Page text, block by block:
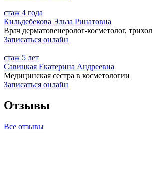
стаж 4 года
Кильдебекова Эльза Ринатовна
Врач дерматовенеролог-косметолог,
Записаться онлайн
стаж 5 лет
Савицкая Екатерина Андреевна
Медицинская сестра в косметологии
Записаться онлайн
Отзывы
Все отзывы